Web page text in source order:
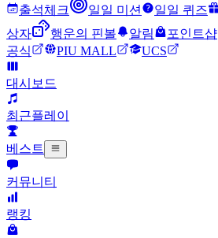
출석체크 일일 미션 일일 퀴즈
상자
행운의 핀볼 알림 포인트샵
공식
PIU MALL UCS
대시보드
최근플레이
베스트
커뮤니티
랭킹